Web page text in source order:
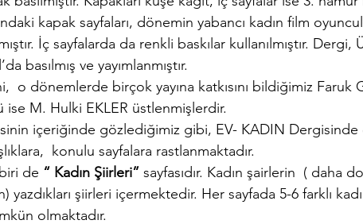
kapak sayfaları, dönemin yabancı kadın film
İç sayfalarda da renkli baskılar kullanılmıştır. Dergi,
basılmış ve yayımlanmıştır.
o dönemlerde birçok yayına katkısını bildiğimiz Faruk
M. Hulki EKLER üstlenmişlerdir.
içeriğinde gözlediğimiz gibi, EV- KADIN Dergisinde
konulu sayfalara rastlanmaktadır.
de “ Kadın Şiirleri” sayfasıdır. Kadın şairlerin  ( daha
yazdıkları şiirleri içermektedir. Her sayfada 5-6 farklı
olmaktadır.